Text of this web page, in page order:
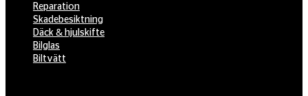
Reparation
Skadebesiktning
Däck & hjulskifte
Bilglas
Biltvätt